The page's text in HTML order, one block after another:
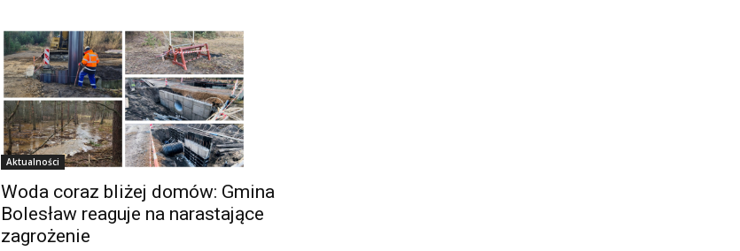
Aktualności
Woda coraz bliżej domów: Gmina
Bolesław reaguje na narastające
zagrożenie